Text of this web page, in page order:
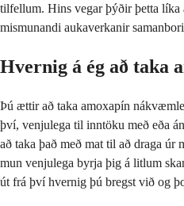
tilfellum. Hins vegar þýðir þetta líka
mismunandi aukaverkanir
Hvernig á ég að taka
Þú ættir að taka amoxapín
því, venjulega til inntöku með eða
að taka það með mat til að draga
mun venjulega byrja þig á litlum
út frá því hvernig þú bregst við og